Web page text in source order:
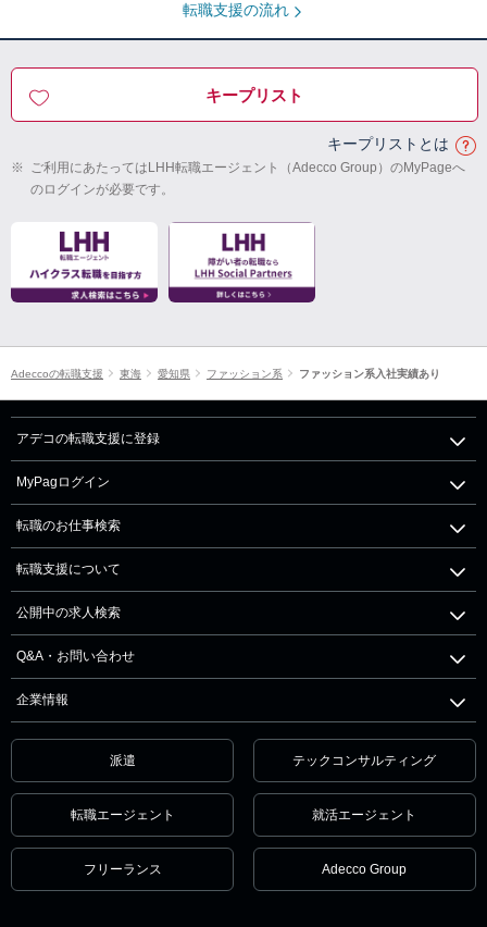
転職支援の流れ
キープリスト
キープリストとは
※ ご利用にあたってはLHH転職エージェント（Adecco Group）のMyPageへ
のログインが必要です。
Adeccoの転職支援 東海 愛知県 ファッション系 ファッション系入社実績あり
アデコの転職支援に登録
MyPagログイン
転職のお仕事検索
転職支援について
公開中の求人検索
Q&A・お問い合わせ
企業情報
派遣 テックコンサルティング
転職エージェント 就活エージェント
フリーランス Adecco Group